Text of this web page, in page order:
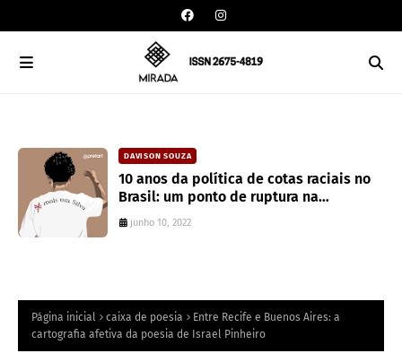
DAVISON SOUZA
10 anos da política de cotas raciais no
Brasil: um ponto de ruptura na
colonialidade
junho 10, 2022
CAIXA DE POESIA
Seis poemas de Stephen Crane
traduzidos por Mayk Oliveira
junho 10, 2022
Página inicial caixa de poesia
Entre Recife e Buenos Aires: a
cartografia afetiva da poesia de Israel Pinheiro